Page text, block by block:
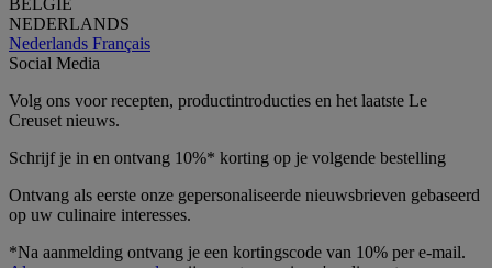
NEDERLANDS
Nederlands Français
Social Media
Volg ons voor recepten, productintroducties en het laatste Le
Creuset nieuws.
Schrijf je in en ontvang 10%* korting op je volgende bestelling
Ontvang als eerste onze gepersonaliseerde nieuwsbrieven gebaseerd
op uw culinaire interesses.
*Na aanmelding ontvang je een kortingscode van 10% per e-mail.